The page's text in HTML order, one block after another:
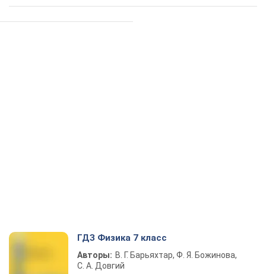
ГДЗ Физика 7 класс
Авторы: В. Г. Барьяхтар, Ф. Я. Божинова,
С. А. Довгий